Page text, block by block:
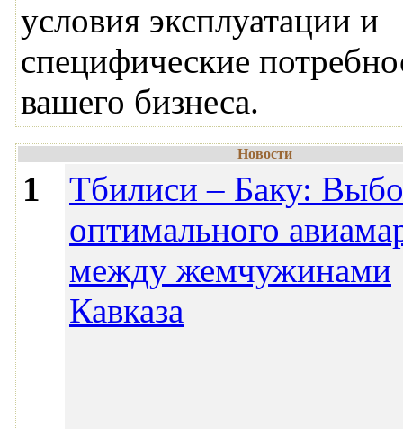
условия эксплуатации и
специфические
вашего бизнеса.
Новости
1
Тбилиси – Баку:
оптимального
между жемчужинами
Кавказа